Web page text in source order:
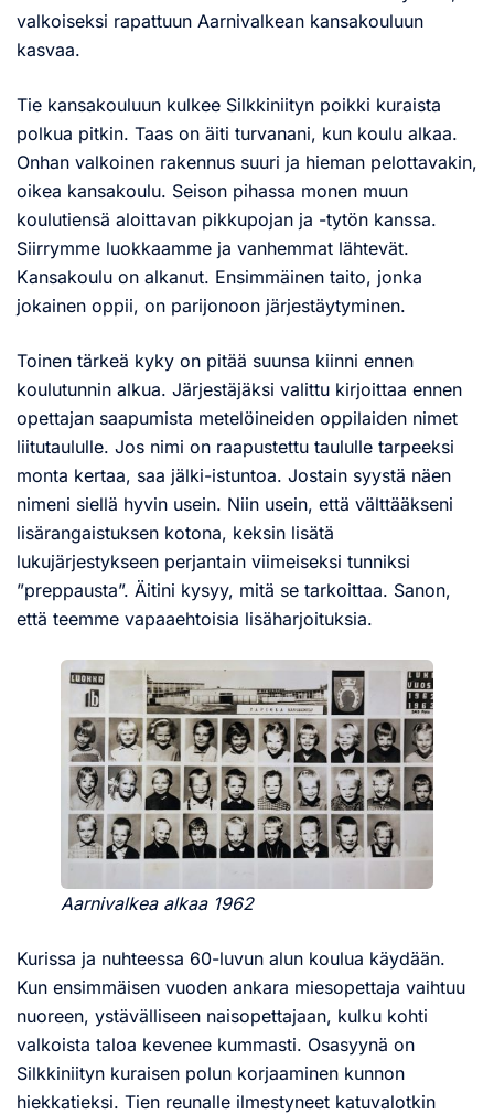
valkoiseksi rapattuun Aarnivalkean kansakouluun
kasvaa.
Tie kansakouluun kulkee Silkkiniityn poikki kuraista
polkua pitkin. Taas on äiti turvanani, kun koulu alkaa.
Onhan valkoinen rakennus suuri ja hieman pelottavakin,
oikea kansakoulu. Seison pihassa monen muun
koulutiensä aloittavan pikkupojan ja -tytön kanssa.
Siirrymme luokkaamme ja vanhemmat lähtevät.
Kansakoulu on alkanut. Ensimmäinen taito, jonka
jokainen oppii, on parijonoon järjestäytyminen.
Toinen tärkeä kyky on pitää suunsa kiinni ennen
koulutunnin alkua. Järjestäjäksi valittu kirjoittaa ennen
opettajan saapumista metelöineiden oppilaiden nimet
liitutaululle. Jos nimi on raapustettu taululle tarpeeksi
monta kertaa, saa jälki-istuntoa. Jostain syystä näen
nimeni siellä hyvin usein. Niin usein, että välttääkseni
lisärangaistuksen kotona, keksin lisätä
lukujärjestykseen perjantain viimeiseksi tunniksi
”preppausta”. Äitini kysyy, mitä se tarkoittaa. Sanon,
että teemme vapaaehtoisia lisäharjoituksia.
Aarnivalkea alkaa 1962
Kurissa ja nuhteessa 60-luvun alun koulua käydään.
Kun ensimmäisen vuoden ankara miesopettaja vaihtuu
nuoreen, ystävälliseen naisopettajaan, kulku kohti
valkoista taloa kevenee kummasti. Osasyynä on
Silkkiniityn kuraisen polun korjaaminen kunnon
hiekkatieksi. Tien reunalle ilmestyneet katuvalotkin